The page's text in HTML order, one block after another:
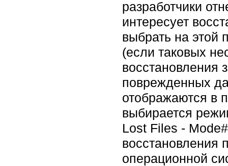
разработчики
интересует
выбрать на этой
(если таковых
восстановления
поврежденных
отображаются в
выбирается
Lost Files -
восстановления
операционной